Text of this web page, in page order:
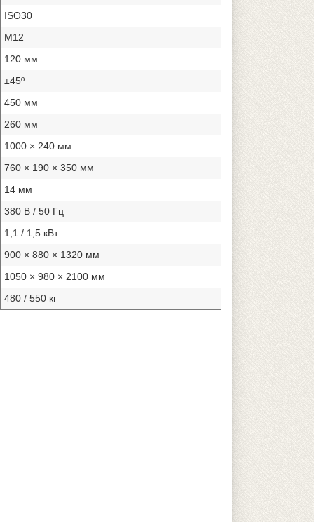
ISO30
М12
120 мм
±45º
450 мм
260 мм
1000 × 240 мм
760 × 190 × 350 мм
14 мм
380 В / 50 Гц
1,1 / 1,5 кВт
900 × 880 × 1320 мм
1050 × 980 × 2100 мм
480 / 550 кг